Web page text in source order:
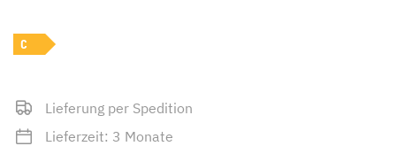
C
Lieferung per Spedition
Lieferzeit: 3 Monate